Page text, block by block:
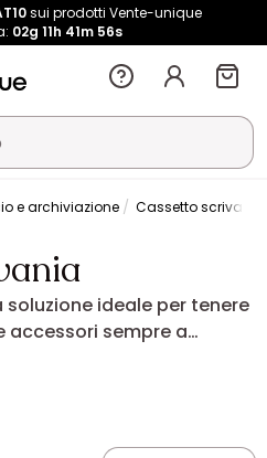
sui prodotti Vente-unique
02g 11h 41m 55s
e archiviazione Cassetto scrivania
soluzione ideale per tenere
accessori sempre a
al tempo stesso spazio
Compatto e funzionale, si